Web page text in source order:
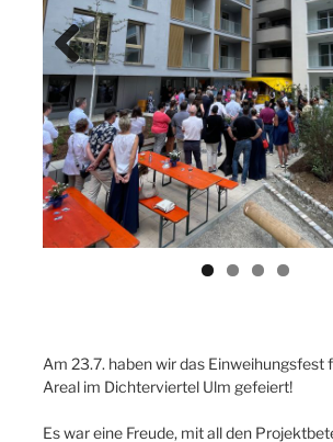
Previ
ous
Am 23.7. haben wir das Einweihungsfest
Areal im Dichterviertel Ulm gefeiert!
Es war eine Freude, mit all den